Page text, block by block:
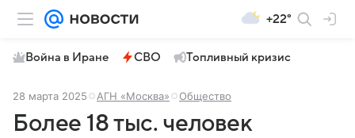
+22°
Война в Иране СВО Топливный кризис
28 марта 2025 АГН «Москва» Общество
Более 18 тыс. человек